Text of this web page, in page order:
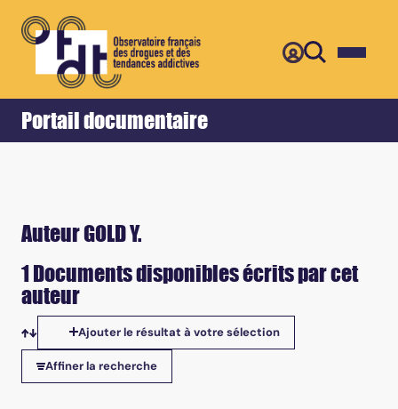
Portail documentaire
Accueil Retour
Auteur GOLD Y.
1 Documents disponibles écrits par cet
auteur
Tris disponibles
Ajouter le résultat à votre sélection
Affiner la recherche